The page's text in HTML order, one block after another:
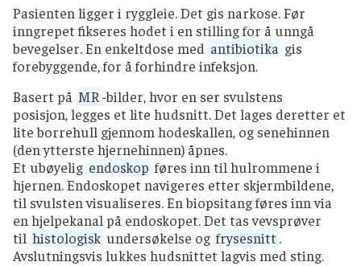
Pasienten ligger i ryggleie. Det gis narkose. Før
inngrepet fikseres hodet i en stilling for å unngå
bevegelser. En enkeltdose med antibiotika gis
forebyggende, for å forhindre infeksjon.
Basert på MR -bilder, hvor en ser svulstens
posisjon, legges et lite hudsnitt. Det lages deretter et
lite borrehull gjennom hodeskallen, og senehinnen
(den ytterste hjernehinnen) åpnes.
Et ubøyelig endoskop føres inn til hulrommene i
hjernen. Endoskopet navigeres etter skjermbildene,
til svulsten visualiseres. En biopsitang føres inn via
en hjelpekanal på endoskopet. Det tas vevsprøver
til histologisk undersøkelse og frysesnitt .
Avslutningsvis lukkes hudsnittet lagvis med sting.